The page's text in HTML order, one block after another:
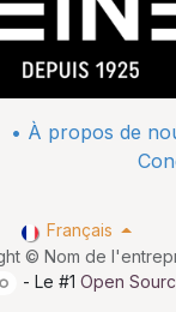
• À propos de
© Nom de
Français
- Le #1Open